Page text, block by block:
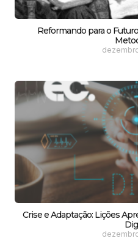
Reformando para o
Crise e Adaptação: Lições